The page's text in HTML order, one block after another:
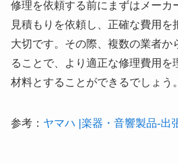
修理を依頼する前にまずはメーカ
見積もりを依頼し、正確な費用を
大切です。その際、複数の業者か
ることで、より適正な修理費用を
材料とすることができるでしょう。
参考： ヤマハ |楽器・音響製品‐出